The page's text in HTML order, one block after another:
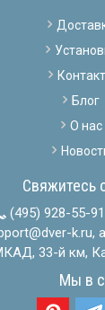
Блог
О нас
Свяжитесь
(495) 928-55-91
k.ru,
33-й км,
Мы в